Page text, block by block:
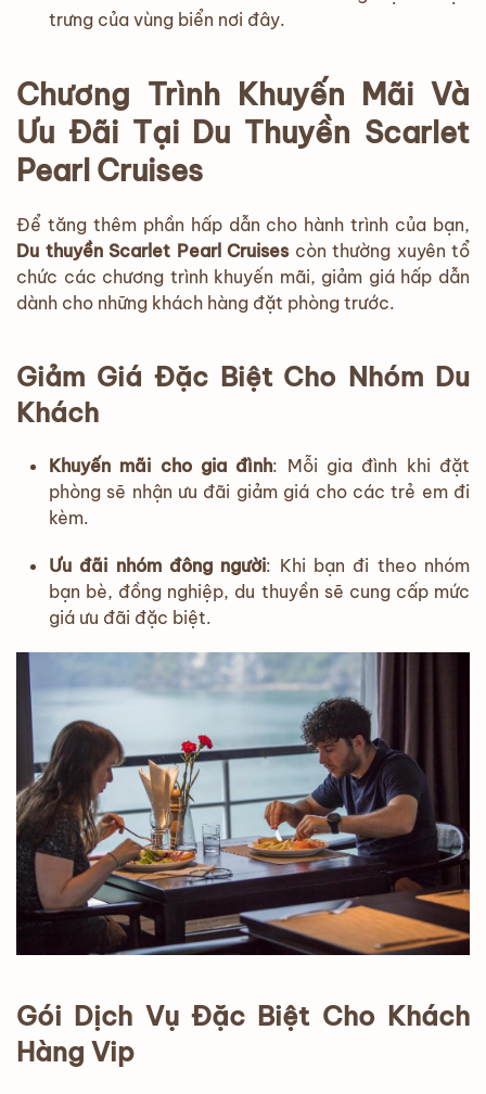
trưng của vùng biển nơi đây.
Chương Trình Khuyến Mãi Và
Ưu Đãi Tại Du Thuyền Scarlet
Pearl Cruises
Để tăng thêm phần hấp dẫn cho hành trình của bạn,
Du thuyền Scarlet Pearl Cruisescòn thường xuyên tổ
chức các chương trình khuyến mãi, giảm giá hấp dẫn
dành cho những khách hàng đặt phòng trước.
Giảm Giá Đặc Biệt Cho Nhóm Du
Khách
Khuyến mãi cho gia đình: Mỗi gia đình khi đặt
phòng sẽ nhận ưu đãi giảm giá cho các trẻ em đi
kèm.
Ưu đãi nhóm đông người: Khi bạn đi theo nhóm
bạn bè, đồng nghiệp, du thuyền sẽ cung cấp mức
giá ưu đãi đặc biệt.
Gói Dịch Vụ Đặc Biệt Cho Khách
Hàng Vip